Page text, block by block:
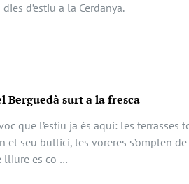
d’estiu a la Cerdanya.
Berguedà surt a la fresca
que l’estiu ja és aquí: les terrasses
el seu bullici, les voreres s’omplen
lliure es co …